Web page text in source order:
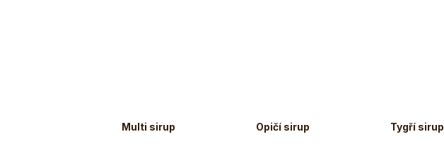
Multi sirup Opičí sirup Tygří sirup